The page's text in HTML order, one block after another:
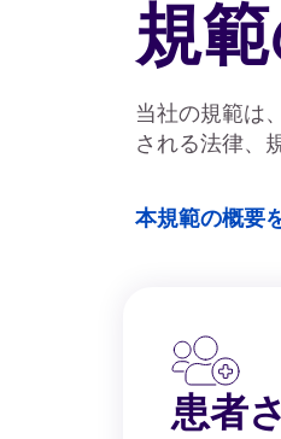
規
当社の規範は
される法律、
本規範の概要
患者